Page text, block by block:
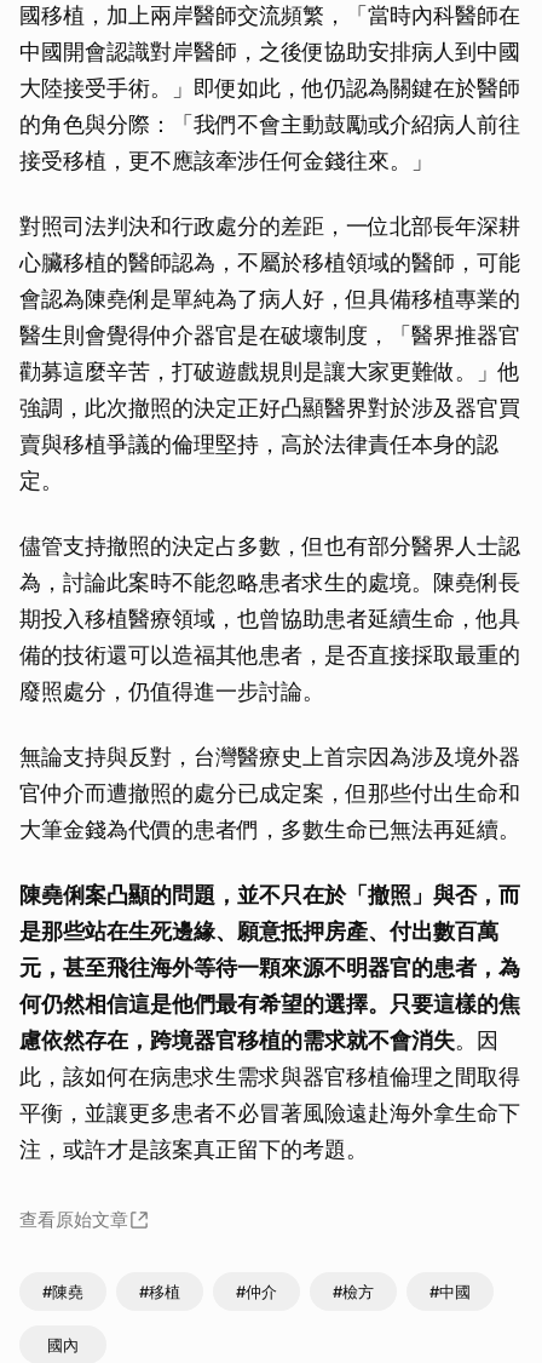
國移植，加上兩岸醫師交流頻繁，「當時內科醫師在
中國開會認識對岸醫師，之後便協助安排病人到中國
大陸接受手術。」即便如此，他仍認為關鍵在於醫師
的角色與分際：「我們不會主動鼓勵或介紹病人前往
接受移植，更不應該牽涉任何金錢往來。」
對照司法判決和行政處分的差距，一位北部長年深耕
心臟移植的醫師認為，不屬於移植領域的醫師，可能
會認為陳堯俐是單純為了病人好，但具備移植專業的
醫生則會覺得仲介器官是在破壞制度，「醫界推器官
勸募這麼辛苦，打破遊戲規則是讓大家更難做。」他
強調，此次撤照的決定正好凸顯醫界對於涉及器官買
賣與移植爭議的倫理堅持，高於法律責任本身的認
定。
儘管支持撤照的決定占多數，但也有部分醫界人士認
為，討論此案時不能忽略患者求生的處境。陳堯俐長
期投入移植醫療領域，也曾協助患者延續生命，他具
備的技術還可以造福其他患者，是否直接採取最重的
廢照處分，仍值得進一步討論。
無論支持與反對，台灣醫療史上首宗因為涉及境外器
官仲介而遭撤照的處分已成定案，但那些付出生命和
大筆金錢為代價的患者們，多數生命已無法再延續。
陳堯俐案凸顯的問題，並不只在於「撤照」與否，而
是那些站在生死邊緣、願意抵押房產、付出數百萬
元，甚至飛往海外等待一顆來源不明器官的患者，為
何仍然相信這是他們最有希望的選擇。只要這樣的焦
慮依然存在，跨境器官移植的需求就不會消失。因
此，該如何在病患求生需求與器官移植倫理之間取得
平衡，並讓更多患者不必冒著風險遠赴海外拿生命下
注，或許才是該案真正留下的考題。
查看原始文章
#陳堯 #移植 #仲介 #檢方 #中國
國內